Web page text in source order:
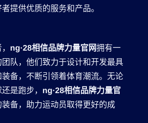
提供优质的服务和产品。
ng·28相信品牌力量官网拥有一
队，他们致力于设计和开发最具
备，不断引领着体育潮流。无论
是跑步， ng·28相信品牌力量官
备，助力运动员取得更好的成